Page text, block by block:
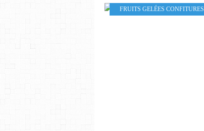
FRUITS GELÉES CONFITURES